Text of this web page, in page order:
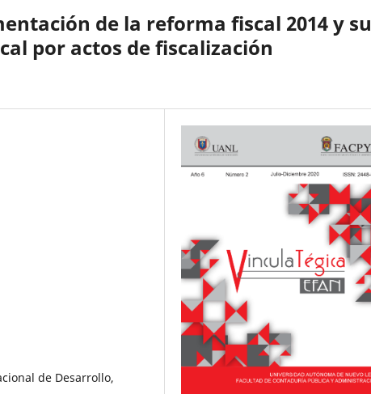
de la reforma fiscal 2014 y su
por actos de fiscalización
de Desarrollo,